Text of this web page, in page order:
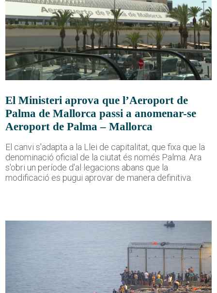
El Ministeri aprova que l’Aeroport de
Palma de Mallorca passi a anomenar-se
Aeroport de Palma – Mallorca
El canvi s'adapta a la Llei de capitalitat, que fixa que la
denominació oficial de la ciutat és només Palma. Ara
s'obri un període d'al·legacions abans que la
modificació es pugui aprovar de manera definitiva.